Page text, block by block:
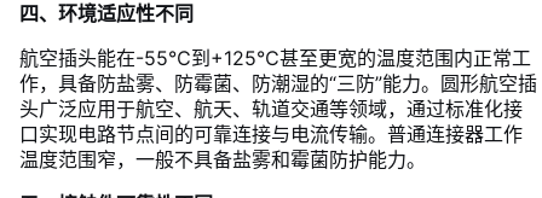
四、环境适应性不同
航空插头能在-55℃到+125℃甚至更宽的温度范围内正常工
作，具备防盐雾、防霉菌、防潮湿的“三防”能力。圆形航空插
头广泛应用于航空、航天、轨道交通等领域，通过标准化接
口实现电路节点间的可靠连接与电流传输。普通连接器工作
温度范围窄，一般不具备盐雾和霉菌防护能力。